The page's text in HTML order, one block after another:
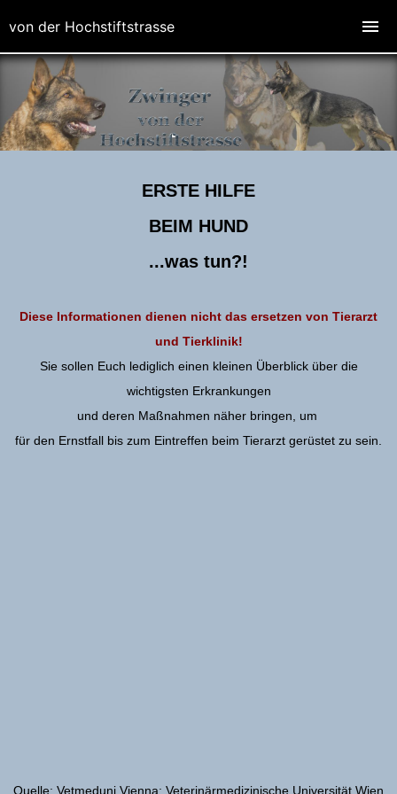
ERSTE HILFE
BEIM HUND
...was tun?!
Diese Informationen dienen nicht das ersetzen von Tierarzt
und Tierklinik!
Sie sollen Euch lediglich einen kleinen Überblick über die
wichtigsten Erkrankungen
und deren Maßnahmen näher bringen, um
für den Ernstfall bis zum Eintreffen beim Tierarzt gerüstet zu sein.
Quelle: Vetmeduni Vienna; Veterinärmedizinische Universität Wien
von der Hochstiftstrasse